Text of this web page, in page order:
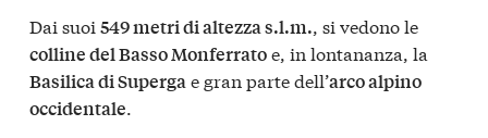
Dai suoi 549 metri di altezza s.l.m., si vedono le
colline del Basso Monferratoe, in lontananza, la
Basilica di Supergae gran parte dell’arco alpino
occidentale.